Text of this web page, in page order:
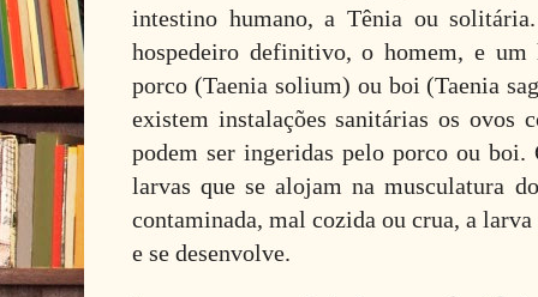
intestino humano, a Tênia ou
hospedeiro definitivo, o homem, e um
porco (Taenia solium) ou boi (Taenia
existem instalações sanitárias os ovos
podem ser ingeridas pelo porco ou boi.
larvas que se alojam na musculatura
contaminada, mal cozida ou crua, a
e se desenvolve.